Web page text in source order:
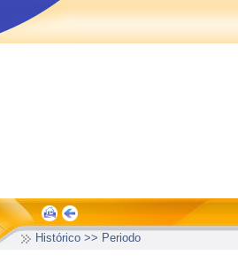
Histórico >> Periodo